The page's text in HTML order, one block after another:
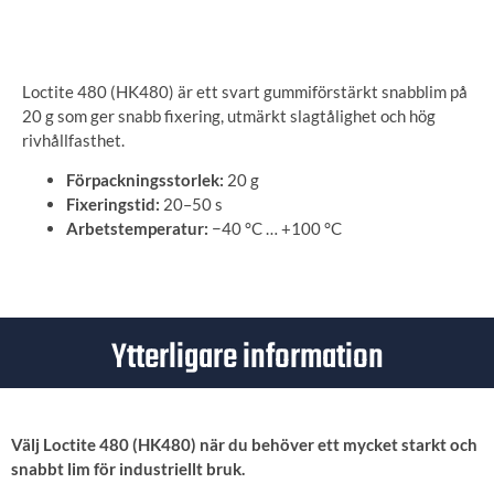
Loctite 480 (HK480) är ett svart gummiförstärkt snabblim på
20 g som ger snabb fixering, utmärkt slagtålighet och hög
rivhållfasthet.
Förpackningsstorlek: 20 g
Fixeringstid: 20–50 s
Arbetstemperatur: −40 °C … +100 °C
Ytterligare information
Välj Loctite 480 (HK480) när du behöver ett mycket starkt och
snabbt lim för industriellt bruk.